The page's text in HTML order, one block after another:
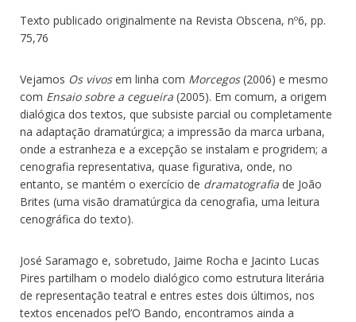
Texto publicado originalmente na Revista Obscena, nº6, pp.
75,76
Vejamos Os vivosem linha com Morcegos(2006) e mesmo
com Ensaio sobre a cegueira (2005). Em comum, a origem
dialógica dos textos, que subsiste parcial ou completamente
na adaptação dramatúrgica; a impressão da marca urbana,
onde a estranheza e a excepção se instalam e progridem; a
cenografia representativa, quase figurativa, onde, no
entanto, se mantém o exercício de dramatografia de João
Brites (uma visão dramatúrgica da cenografia, uma leitura
cenográfica do texto).
José Saramago e, sobretudo, Jaime Rocha e Jacinto Lucas
Pires partilham o modelo dialógico como estrutura literária
de representação teatral e entres estes dois últimos, nos
textos encenados pel’O Bando, encontramos ainda a